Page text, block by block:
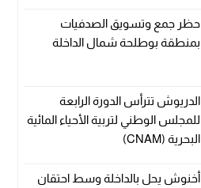
حظر جمع وتسويق الصدفيات
بمنطقة بوطلحة شمال الداخلة
الدريوش تترأس الدورة الرابعة
للمجلس الوطني لتربية الأحياء المائية
البحرية (CNAM)
أخنوش يحل بالداخلة وسط احتقان